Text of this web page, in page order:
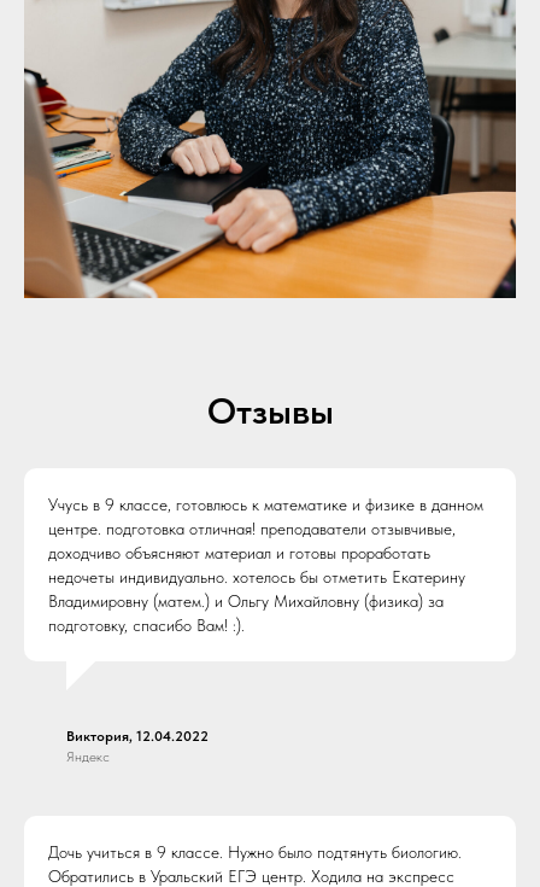
Отзывы
Учусь в 9 классе, готовлюсь к математике и физике в данном
центре. подготовка отличная! преподаватели отзывчивые,
доходчиво объясняют материал и готовы проработать
недочеты индивидуально. хотелось бы отметить Екатерину
Владимировну (матем.) и Ольгу Михайловну (физика) за
подготовку, спасибо Вам! :).
Виктория, 12.04.2022
Яндекс
Дочь учиться в 9 классе. Нужно было подтянуть биологию.
Обратились в Уральский ЕГЭ центр. Ходила на экспресс